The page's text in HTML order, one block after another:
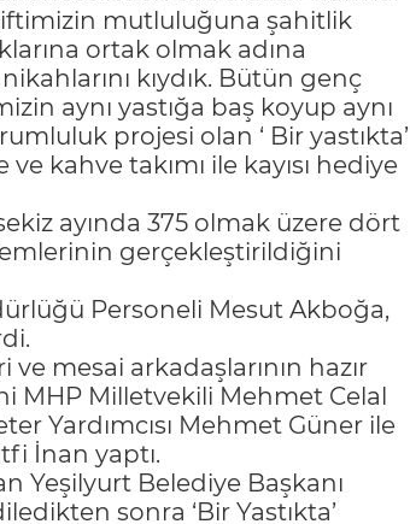
mutluluğuna şahitlik
ortak olmak adına
kıydık. Bütün genç
aynı yastığa baş koyup aynı
projesi olan ‘ Bir yastıkta’
kahve takımı ile kayısı hediye
ayında 375 olmak üzere dört
gerçekleştirildiğini
Personeli Mesut Akboğa,
mesai arkadaşlarının hazır
Milletvekili Mehmet Celal
Yardımcısı Mehmet Güner ile
İnan yaptı.
Yeşilyurt Belediye Başkanı
sonra ‘Bir Yastıkta’